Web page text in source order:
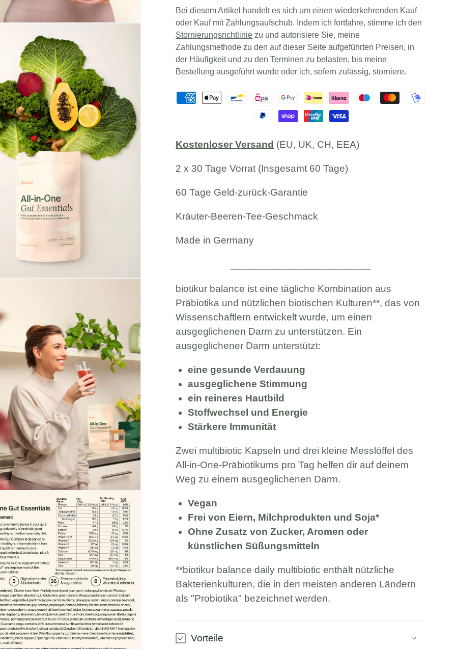
Bei diesem Artikel handelt es sich um einen wiederkehrenden Kauf
oder Kauf mit Zahlungsaufschub. Indem ich fortfahre, stimme ich den
Stornierungsrichtlinie zu und autorisiere Sie, meine
Zahlungsmethode zu den auf dieser Seite aufgeführten Preisen, in
der Häufigkeit und zu den Terminen zu belasten, bis meine
Bestellung ausgeführt wurde oder ich, sofern zulässig, storniere.
Kostenloser Versand (EU, UK, CH, EEA)
2 x 30 Tage Vorrat (Insgesamt 60 Tage)
60 Tage Geld-zurück-Garantie
Kräuter-Beeren-Tee-Geschmack
Made in Germany
biotikur balance ist eine tägliche Kombination aus
Präbiotika und nützlichen biotischen Kulturen**, das von
Wissenschaftlern entwickelt wurde, um einen
ausgeglichenen Darm zu unterstützen. Ein
ausgeglichener Darm unterstützt:
eine gesunde Verdauung
ausgeglichene Stimmung
ein reineres Hautbild
Stoffwechsel und Energie
Stärkere Immunität
Zwei multibiotic Kapseln und drei kleine Messlöffel des
All-in-One-Präbiotikums pro Tag helfen dir auf deinem
Weg zu einem ausgeglichenen Darm.
Vegan
Frei von Eiern, Milchprodukten und Soja*
Ohne Zusatz von Zucker, Aromen oder
künstlichen Süßungsmitteln
**biotikur balance daily multibiotic enthält nützliche
Bakterienkulturen, die in den meisten anderen Ländern
als "Probiotika" bezeichnet werden.
Vorteile